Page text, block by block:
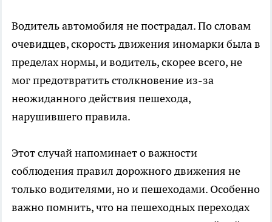
Водитель автомобиля не пострадал. По словам
очевидцев, скорость движения иномарки была в
пределах нормы, и водитель, скорее всего, не
мог предотвратить столкновение из-за
неожиданного действия пешехода,
нарушившего правила.
Этот случай напоминает о важности
соблюдения правил дорожного движения не
только водителями, но и пешеходами. Особенно
важно помнить, что на пешеходных переходах